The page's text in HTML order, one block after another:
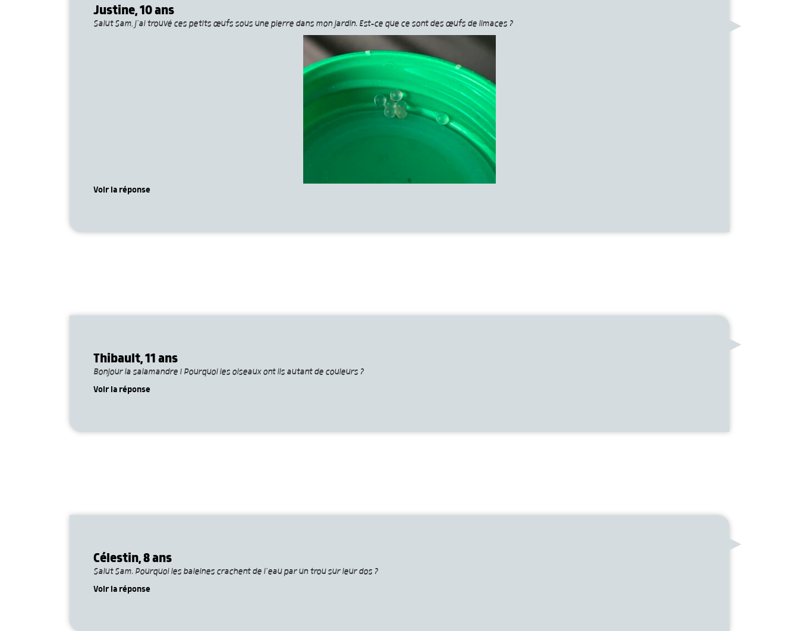
Justine, 10 ans
Salut Sam, j’ai trouvé ces petits œufs sous une pierre dans mon jardin. Est-ce que ce sont des œufs de limaces ?
Voir la réponse
Thibault, 11 ans
Bonjour la salamandre ! Pourquoi les oiseaux ont ils autant de couleurs ?
Voir la réponse
Célestin, 8 ans
Salut Sam. Pourquoi les baleines crachent de l’eau par un trou sur leur dos ?
Voir la réponse